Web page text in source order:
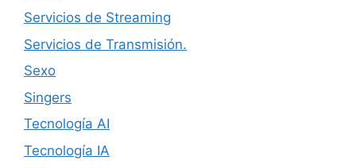
Servicios de Streaming
Servicios de Transmisión.
Sexo
Singers
Tecnología AI
Tecnología IA